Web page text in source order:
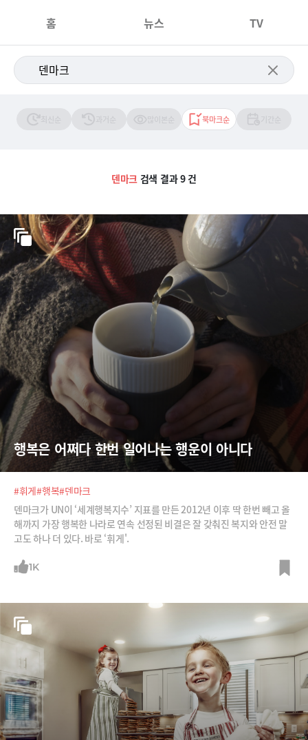
홈 뉴스 TV
북마크순
덴마크 검색 결과 9 건
행복은 어쩌다 한번 일어나는 행운이 아니다
#휘게#행복#덴마크
덴마크가 UN이 ‘세계행복지수’ 지표를 만든 2012년 이후 딱 한번 빼고 올
해까지 가장 행복한 나라로 연속 선정된 비결은 잘 갖춰진 복지와 안전 말
고도 하나 더 있다. 바로 ‘휘게'.
1K